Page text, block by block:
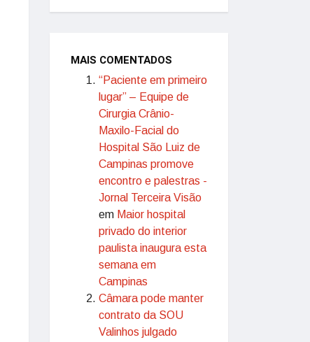
MAIS COMENTADOS
“Paciente em primeiro
lugar” – Equipe de
Cirurgia Crânio-
Maxilo-Facial do
Hospital São Luiz de
Campinas promove
encontro e palestras -
Jornal Terceira Visão
em Maior hospital
privado do interior
paulista inaugura esta
semana em
Campinas
Câmara pode manter
contrato da SOU
Valinhos julgado